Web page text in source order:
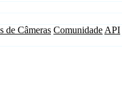
de Câmeras Comunidade API